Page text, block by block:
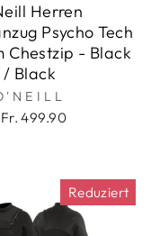
Herren
Psycho Tech
Chestzip - Black
/ Black
499.90
Reduziert